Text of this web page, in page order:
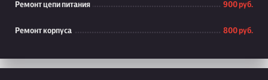
Ремонт цепи питания 900 руб.
Ремонт корпуса 800 руб.